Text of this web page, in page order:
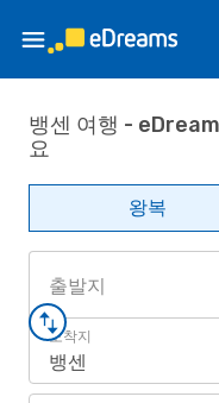
뱅센 여행 -
요
왕복
출발지
도착지
뱅센